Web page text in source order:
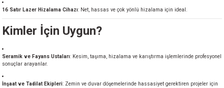
16 Satır Lazer Hizalama Cihazı: Net, hassas ve çok yönlü hizalama için ideal.
Kimler İçin Uygun?
Seramik ve Fayans Ustaları: Kesim, taşıma, hizalama ve karıştırma işlemlerinde profesyonel
sonuçlar arayanlar.
İnşaat ve Tadilat Ekipleri: Zemin ve duvar döşemelerinde hassasiyet gerektiren projeler için